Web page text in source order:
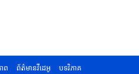
ព ព័ត៌មានវីដេអូ បទវិភាគ